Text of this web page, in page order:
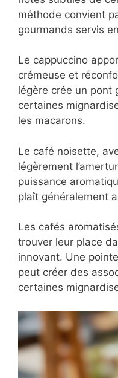
un choix de
Le café filtre
plus développés
notes subtiles de
Cette méthode
cafés gourmands
Le cappuccino
crémeuse et
légère crée un pont
certaines
ou les macarons.
Le café noisette,
adoucit légèrement
préservant la
Cette option plaît
nombre.
Les cafés
trouver leur place
innovant. Une
peut créer des